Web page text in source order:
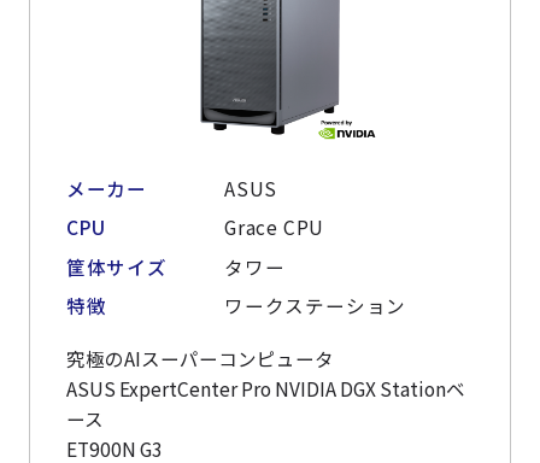
メーカー
ASUS
CPU
Grace CPU
筐体サイズ
タワー
特徴
ワークステーション
究極のAIスーパーコンピュータ
ASUS ExpertCenter Pro NVIDIA DGX Stationベ
ース
ET900N G3